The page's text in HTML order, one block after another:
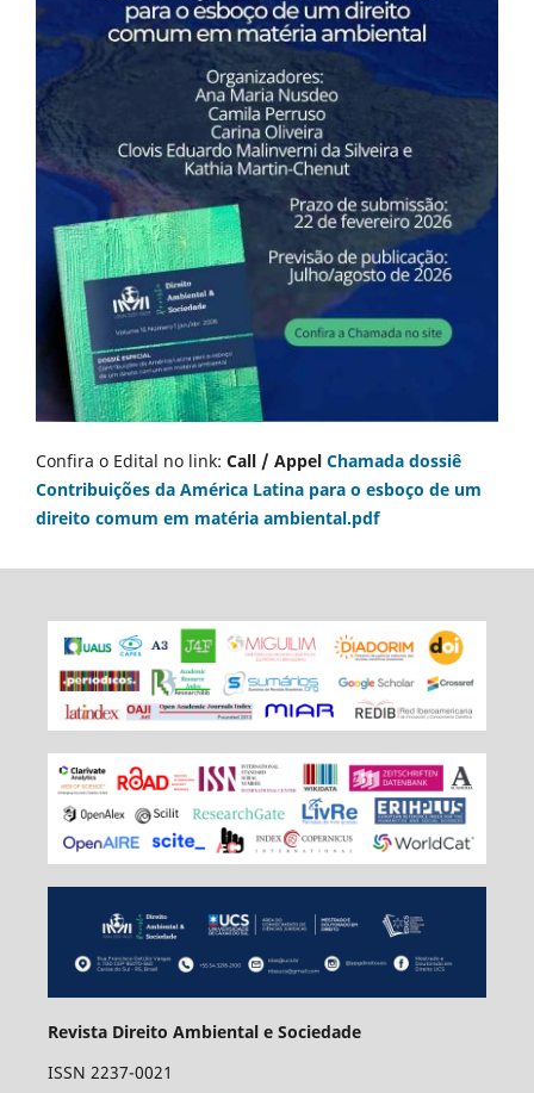
Confira o Edital no link: Call / Appel Chamada dossiê
Contribuições da América Latina para o esboço de um
direito comum em matéria ambiental.pdf
Revista Direito Ambiental e Sociedade
ISSN 2237-0021